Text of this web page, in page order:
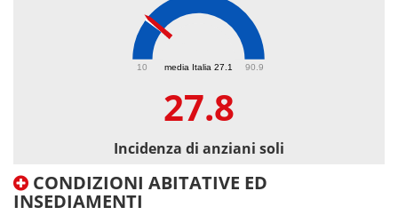
media Italia 27.1
10 90.9
27.8
Incidenza di anziani soli
CONDIZIONI ABITATIVE ED
INSEDIAMENTI